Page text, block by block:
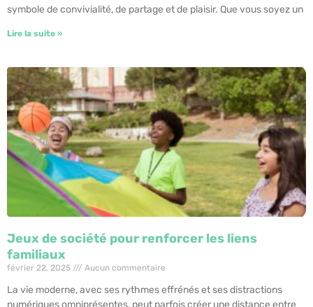
symbole de convivialité, de partage et de plaisir. Que vous soyez un
Lire la suite »
Jeux de société pour renforcer les liens
familiaux
février 22, 2025 Aucun commentaire
La vie moderne, avec ses rythmes effrénés et ses distractions
numériques omniprésentes, peut parfois créer une distance entre